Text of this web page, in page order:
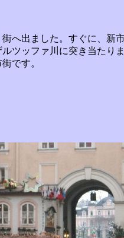
街へ出ました。すぐに、新
ルツッファ川に突き当たり
です。